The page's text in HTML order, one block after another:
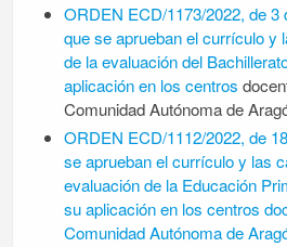
ORDEN ECD/1173/2022, de 3
que se aprueban el currículo y
de la evaluación del
aplicación en los centros
Comunidad Autónoma de
ORDEN ECD/1112/2022, de
se aprueban el currículo y las
evaluación de la Educación
su aplicación en los centros
Comunidad Autónoma de